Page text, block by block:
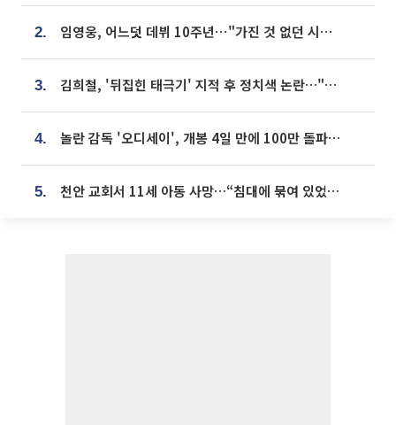
2. 임영웅, 어느덧 데뷔 10주년⋯"가진 것 없던 시절, 내 앞엔 20명의 팬뿐"
3. 김희철, '뒤집힌 태극기' 지적 후 정치색 논란…"좌우 떠나 우리나라 국기"
4. 놀란 감독 '오디세이', 개봉 4일 만에 100만 돌파⋯'왕사남' 보다 빠르다
5. 천안 교회서 11세 아동 사망…“침대에 묶여 있었다” 진술 확보